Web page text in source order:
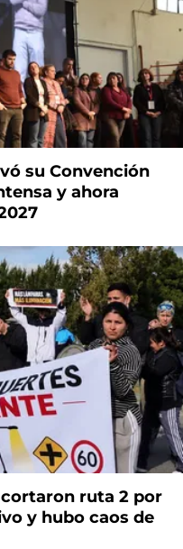
su Convención
y ahora
ruta 2 por
y hubo caos de